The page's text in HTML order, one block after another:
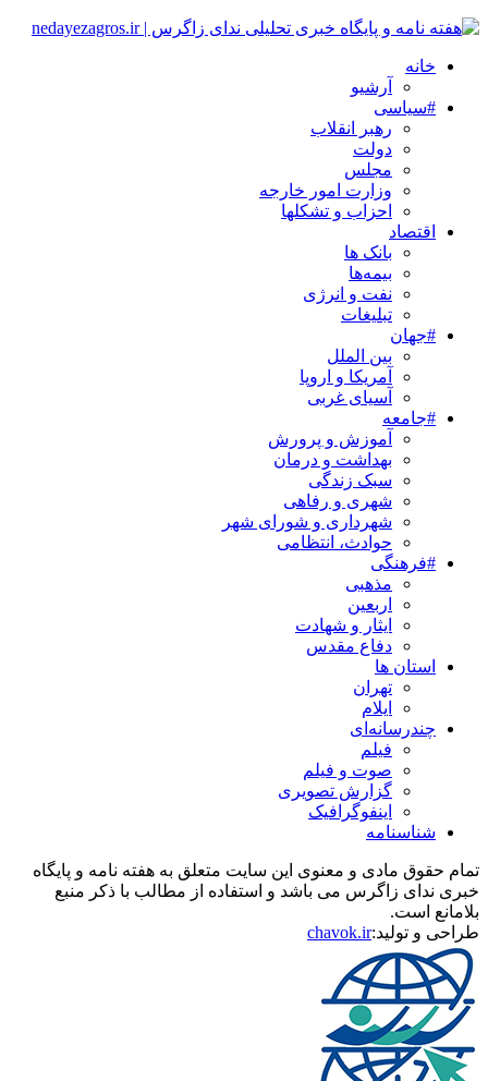
خانه
آرشیو
#سیاسی
رهبر انقلاب
دولت
مجلس
وزارت امور خارجه
احزاب و تشکلها
اقتصاد
بانک ها
بیمه‌ها
نفت و انرژی
تبلیغات
#جهان
بین الملل
آمریکا و اروپا
آسیای غربی
#جامعه
آموزش و پرورش
بهداشت و درمان
سبک زندگی
شهری و رفاهی
شهرداری و شورای شهر
حوادث، انتظامی
#فرهنگی
مذهبی
اربعین
ایثار و شهادت
دفاع مقدس
استان ها
تهران
ایلام
چندرسانه‌ای
فیلم
صوت و فیلم
گزارش تصویری
اینفوگرافیک
شناسنامه
تمام حقوق مادی و معنوی این سایت متعلق به هفته نامه و پایگاه
خبری ندای زاگرس می باشد و استفاده از مطالب با ذکر منبع
بلامانع است.
طراحی و تولید:chavok.ir